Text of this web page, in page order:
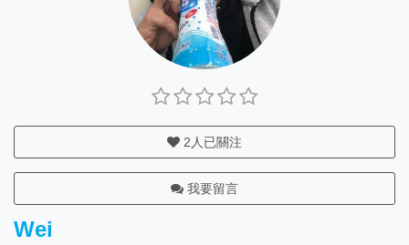
2 人已關注
我要留言
Wei